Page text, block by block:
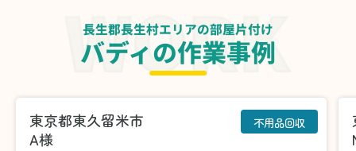
長生郡長生村エリアの部屋片付け
バディの作業事例
東京都東久留米市
A様
不用品回収